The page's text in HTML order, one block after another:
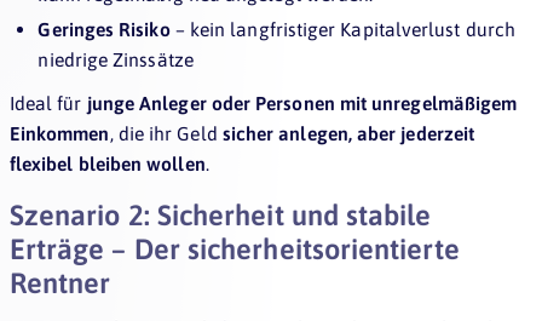
Geringes Risiko– kein langfristiger Kapitalverlust durch
niedrige Zinssätze
Ideal für junge Anleger oder Personen mit unregelmäßigem
Einkommen, die ihr Geld sicher anlegen, aber jederzeit
flexibel bleiben wollen.
Szenario 2: Sicherheit und stabile
Erträge – Der sicherheitsorientierte
Rentner